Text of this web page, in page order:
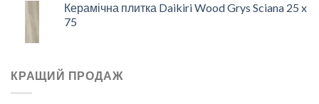
Керамічна плитка Daikiri Wood Grys Sciana 25 x
75
КРАЩИЙ ПРОДАЖ